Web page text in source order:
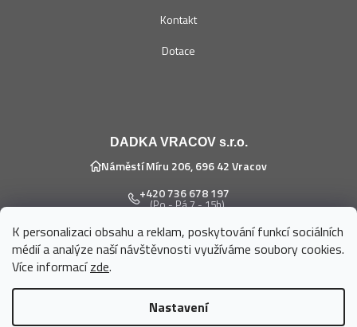
K personalizaci obsahu a reklam, poskytování funkcí sociálních
médií a analýze naší návštěvnosti využíváme soubory cookies.
Více informacízde.
Nastavení
Kontakt
Dotace
DADKA VRACOV s.r.o.
Náměstí Míru 206, 696 42 Vracov
+420 736 678 197
(Po - Pá 7 - 15h)
eshop@dadka.cz